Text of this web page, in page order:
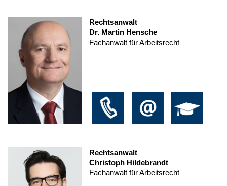
Rechtsanwalt
Dr. Martin Hensche
Fachanwalt für Arbeitsrecht
Rechtsanwalt
Christoph Hildebrandt
Fachanwalt für Arbeitsrecht